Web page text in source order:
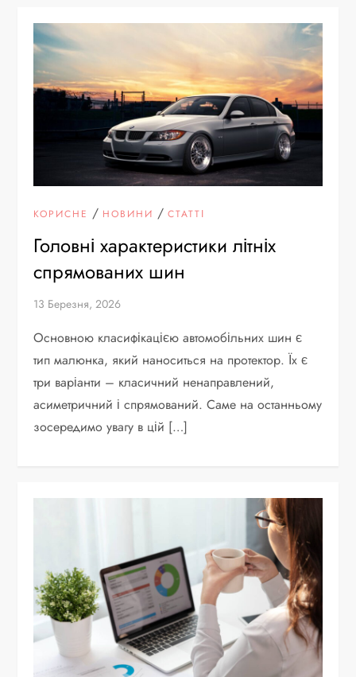
КОРИСНЕ / НОВИНИ /СТАТТІ
Головні характеристики літніх
спрямованих шин
13 Березня, 2026
Основною класифікацією автомобільних шин є
тип малюнка, який наноситься на протектор. Їх є
три варіанти – класичний ненаправлений,
асиметричний і спрямований. Саме на останньому
зосередимо увагу в цій […]